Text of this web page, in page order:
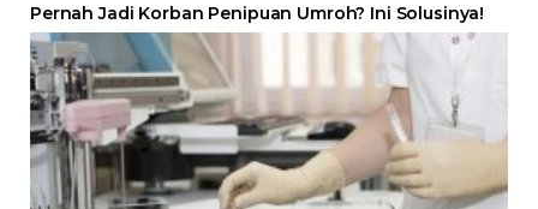
Pernah Jadi Korban Penipuan Umroh? Ini Solusinya!